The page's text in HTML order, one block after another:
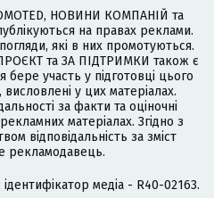
НОВИНИ КОМПАНІЙ та
на правах реклами.
які в них промотуються.
та ЗА ПІДТРИМКИ також є
участь у підготовці цього
висловлені у цих матеріалах.
за факти та оціночні
матеріалах. Згідно з
відповідальність за зміст
рекламодавець.
медіа - R40-02163.